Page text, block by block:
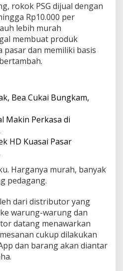
n
T
u
u
M
rokok PSG dijual dengan
Rp10.000 per
lebih murah
membuat produk
dan memiliki basis
Bea Cukai Bungkam,
Makin Perkasa di
HD Kuasai Pasar
Harganya murah, banyak
pedagang.
dari distributor yang
warung-warung dan
datang menawarkan
cukup dilakukan
dan barang akan diantar